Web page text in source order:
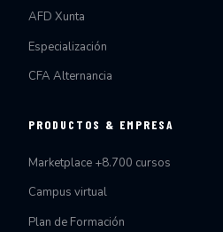
AFD Xunta
Especialización
CFA Alternancia
PRODUCTOS & EMPRESA
Marketplace +8.700 cursos
Campus virtual
Plan de Formación